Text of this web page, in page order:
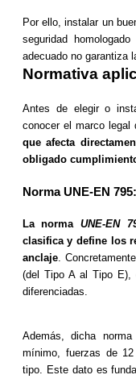
Por ello, instalar un
seguridad
adecuado no garantiza
Normativa
Antes de elegir o
conocer el marco legal
que afecta
obligado
Norma UNE-EN
La normaUNE-EN
clasifica y define los
anclaje.
(del Tipo A al Tipo E),
diferenciadas.
Además, dicha
mínimo, fuerzas de
tipo. Este dato es